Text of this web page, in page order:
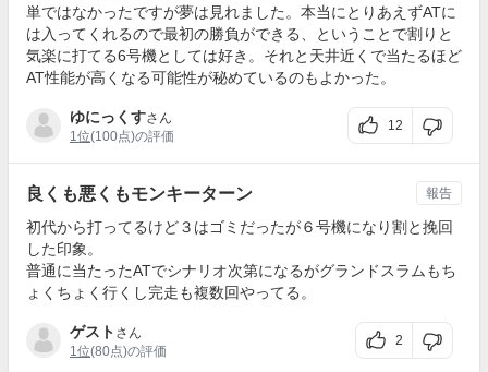
単ではなかったですが夢は見れました。本当にとりあえずATに
は入ってくれるので最初の勝負ができる、ということで割りと
気楽に打てる6号機としては好き。それと天井近くで当たるほど
AT性能が高くなる可能性が秘めているのもよかった。
ゆにっくすさん
1位(100点)の評価
12
良くも悪くもモンキーターン
初代から打ってるけど３はゴミだったが６号機になり割と挽回
した印象。
普通に当たったATでシナリオ次第になるがグランドスラムもち
ょくちょく行くし完走も複数回やってる。
ゲスト さん
1位(80点)の評価
2
報告